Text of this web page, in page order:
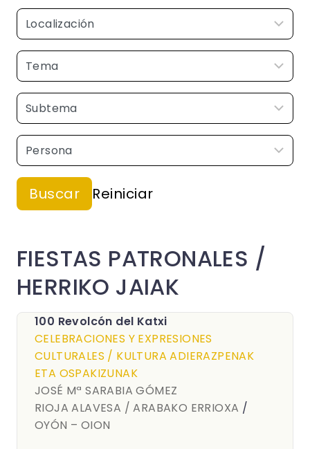
FIESTAS PATRONALES /
HERRIKO JAIAK
100 Revolcón del Katxi
CELEBRACIONES Y EXPRESIONES
CULTURALES / KULTURA ADIERAZPENAK
ETA OSPAKIZUNAK
JOSÉ Mª SARABIA GÓMEZ
RIOJA ALAVESA / ARABAKO ERRIOXA /
OYÓN – OION